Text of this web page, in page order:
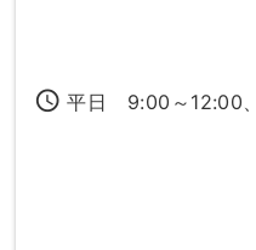
access_time 平日 9:00～